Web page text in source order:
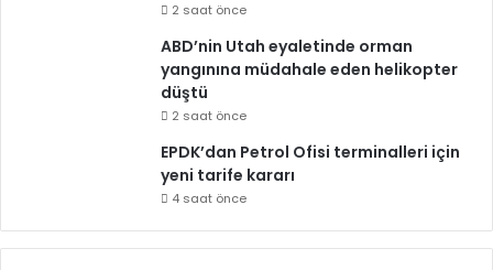
2 saat önce
ABD’nin Utah eyaletinde orman
yangınına müdahale eden helikopter
düştü
2 saat önce
EPDK’dan Petrol Ofisi terminalleri için
yeni tarife kararı
4 saat önce